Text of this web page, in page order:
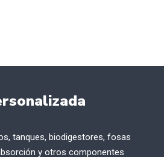
tanques, biodigestores, fosas
y otros componentes